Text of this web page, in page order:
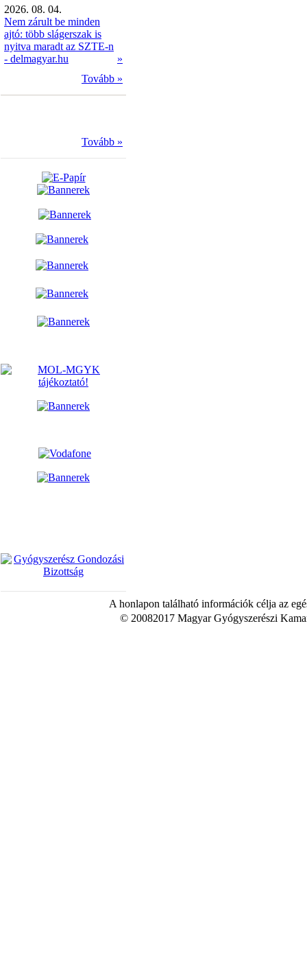
2026. 08. 04.
Nem zárult be minden
ajtó: több slágerszak is
nyitva maradt az SZTE-n
- delmagyar.hu
»
Tovább »
Tovább »
A honlapon található információk célja az
© 20082017 Magyar Gyógyszerészi